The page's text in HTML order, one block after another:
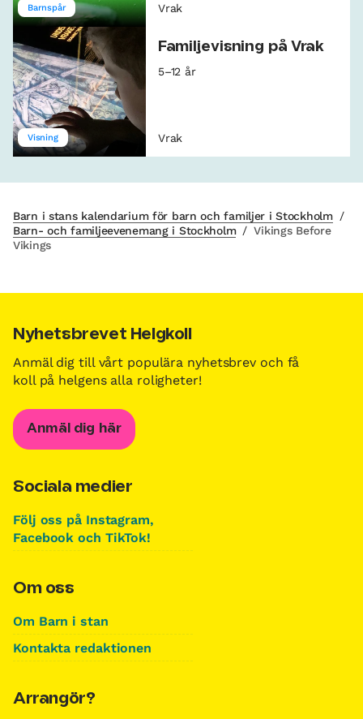
Barnspår Vrak
Visning
Familjevisning på Vrak
5–12 år
Vrak
Barn i stans kalendarium för barn och familjer i Stockholm /
Barn- och familjeevenemang i Stockholm / Vikings Before
Vikings
Nyhetsbrevet Helgkoll
Anmäl dig till vårt populära nyhetsbrev och få
koll på helgens alla roligheter!
Anmäl dig här
Sociala medier
Följ oss på Instagram,
Facebook och TikTok!
Om oss
Om Barn i stan
Kontakta redaktionen
Arrangör?